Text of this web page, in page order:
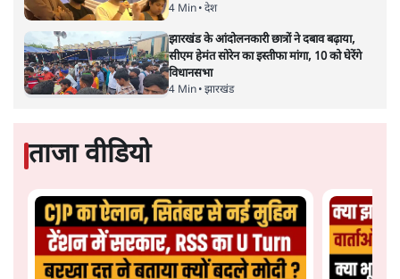
4 Min• देश
झारखंड के आंदोलनकारी छात्रों ने दबाव बढ़ाया,
सीएम हेमंत सोरेन का इस्तीफा मांगा, 10 को घेरेंगे
विधानसभा
4 Min• झारखंड
ताजा वीडियो